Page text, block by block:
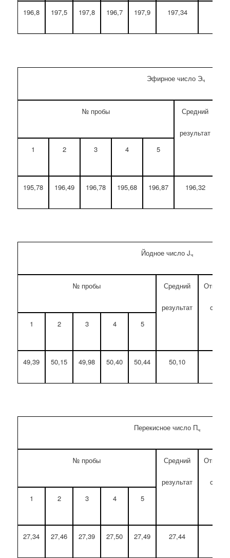
196,8 197,5 197,8 196,7 197,9 197,34
Эфирное число Эч
№ пробы Средний
результат
1
2 3 4 5
195,78 196,49 196,78 195,68 196,87 196,32
Йодное число Jч
№ пробы Средний
результат
1 2 3 4 5
49,39 50,15 49,98 50,40 50,44 50,10
Перекисное число Пч
№ пробы Средний
результат
1 2 3 4 5
27,34 27,46 27,39 27,50 27,49 27,44